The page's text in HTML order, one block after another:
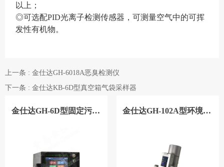
以上 ；
◎可选配PID光离子检测传感器，可测量空气中的可挥
发性有机物。
上一条 : 金仕达GH-6018A恶臭检测仪
下一条 : 金仕达KB-6D型真空箱气袋采样器
金仕达GH-6D型固定污染源挥发性有机物采样器 金仕达GH-102A型环境x、γ剂量率仪